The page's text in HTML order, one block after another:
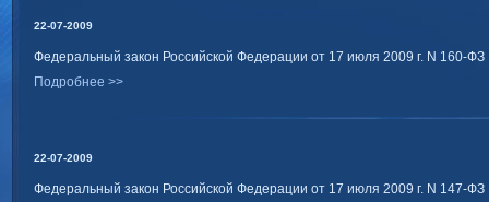
22-07-2009
Федеральный закон Российской Федерации от 17 июля 2009 г. N 160-ФЗ
Подробнее >>
22-07-2009
Федеральный закон Российской Федерации от 17 июля 2009 г. N 147-ФЗ